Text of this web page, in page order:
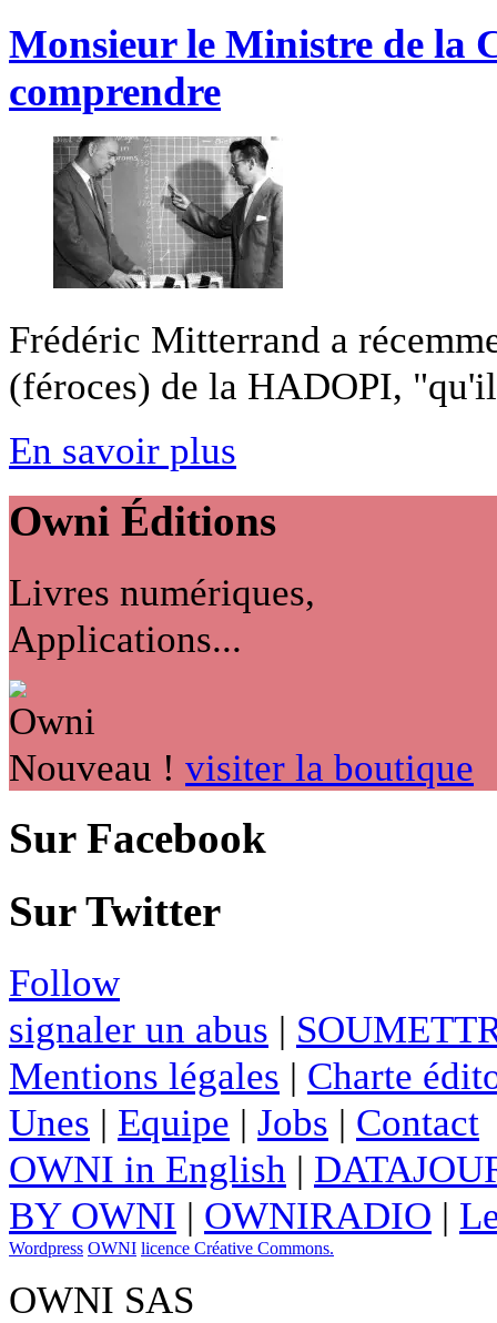
Monsieur le Ministre de la
comprendre
Frédéric Mitterrand a
(féroces) de la HADOPI,
En savoir plus
Owni Éditions
Livres numériques,
Applications...
Nouveau ! visiter la boutique
Sur Facebook
Sur Twitter
Follow
signaler un abus |
Mentions légales | Charte
Unes | Equipe | Jobs | Contact
OWNI in English |
BY OWNI | OWNIRADIO |
Wordpress OWNI licence Créative Commons.
OWNI SAS